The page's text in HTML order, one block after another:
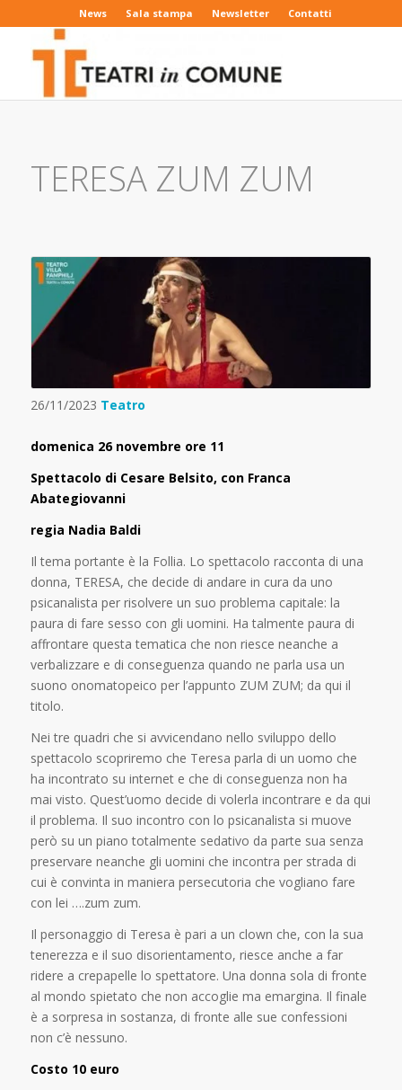
News Sala stampa Newsletter Contatti
TERESA ZUM ZUM
26/11/2023 Teatro
domenica 26 novembre ore 11
Spettacolo di Cesare Belsito, con Franca
Abategiovanni
regia Nadia Baldi
Il tema portante è la Follia. Lo spettacolo racconta di una
donna, TERESA, che decide di andare in cura da uno
psicanalista per risolvere un suo problema capitale: la
paura di fare sesso con gli uomini. Ha talmente paura di
affrontare questa tematica che non riesce neanche a
verbalizzare e di conseguenza quando ne parla usa un
suono onomatopeico per l’appunto ZUM ZUM; da qui il
titolo.
Nei tre quadri che si avvicendano nello sviluppo dello
spettacolo scopriremo che Teresa parla di un uomo che
ha incontrato su internet e che di conseguenza non ha
mai visto. Quest’uomo decide di volerla incontrare e da qui
il problema. Il suo incontro con lo psicanalista si muove
però su un piano totalmente sedativo da parte sua senza
preservare neanche gli uomini che incontra per strada di
cui è convinta in maniera persecutoria che vogliano fare
con lei ….zum zum.
Il personaggio di Teresa è pari a un clown che, con la sua
tenerezza e il suo disorientamento, riesce anche a far
ridere a crepapelle lo spettatore. Una donna sola di fronte
al mondo spietato che non accoglie ma emargina. Il finale
è a sorpresa in sostanza, di fronte alle sue confessioni
non c’è nessuno.
Costo 10 euro